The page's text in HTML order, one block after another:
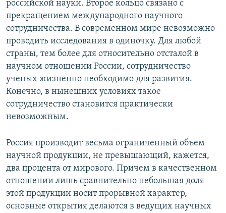
российской науки. Второе кольцо связано с
прекращением международного научного
сотрудничества. В современном мире невозможно
проводить исследования в одиночку. Для любой
страны, тем более для относительно отсталой в
научном отношении России, сотрудничество
ученых жизненно необходимо для развития.
Конечно, в нынешних условиях такое
сотрудничество становится практически
невозможным.
Россия производит весьма ограниченный объем
научной продукции, не превышающий, кажется,
два процента от мирового. Причем в качественном
отношении лишь сравнительно небольшая доля
этой продукции носит прорывной характер,
основные открытия делаются в ведущих научных